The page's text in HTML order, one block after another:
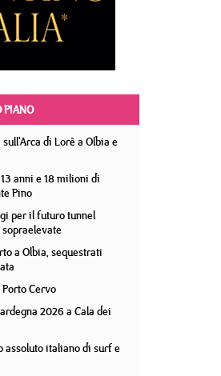
PIANO
di Lorè a Olbia e
anni e 18 milioni di
Pino
per il futuro tunnel
a Olbia, sequestrati
Cervo
2026 a Cala dei
assoluto italiano di surf e